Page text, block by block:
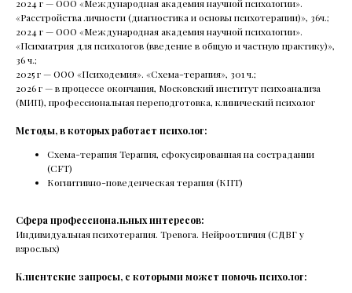
2024 г — ООО «Международная академия научной психологии».
«Расстройства личности (диагностика и основы психотерапии)», 36ч.;
2024 г — ООО «Международная академия научной психологии».
«Психиатрия для психологов (введение в общую и частную практику)»,
36 ч.;
2025 г — ООО «Психодемия». «Схема-терапия», 301 ч.;
2026 г — в процессе окончания, Московский институт психоанализа
(МИП), профессиональная переподготовка, клинический психолог
Методы, в которых работает психолог:
Схема-терапия Терапия, сфокусированная на сострадании
(CFT)
Когнитивно-поведенческая терапия (КПТ)
Сфера профессиональных интересов:
Индивидуальная психотерапия. Тревога. Нейроотличия (СДВГ у
взрослых)
Клиентские запросы, с которыми может помочь психолог:
Mental Health Center
Политика
конфиденциальности
Договор оферты
Реквизиты